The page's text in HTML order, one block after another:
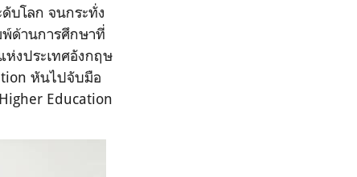
บโลก จนกระทั่ง
ด้านการศึกษาที่
งประเทศอังกฤษ
หันไปจับมือ
Education